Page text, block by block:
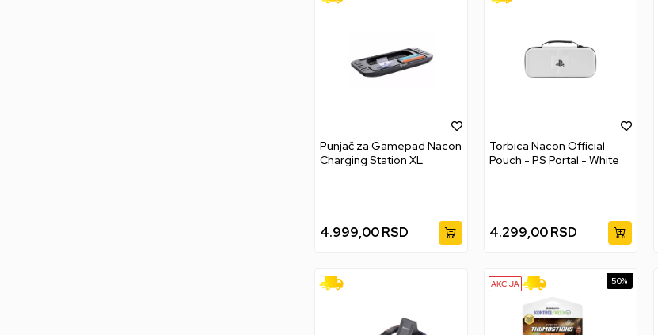
Punjač za Gamepad Nacon
Charging Station XL
4.999,00RSD
Torbica Nacon Official
Pouch - PS Portal - White
4.299,00 RSD
50%